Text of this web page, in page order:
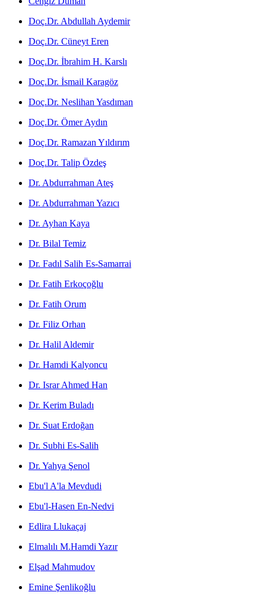
Doç.Dr. Abdullah Aydemir
Doç.Dr. Cüneyt Eren
Doç.Dr. İbrahim H. Karslı
Doç.Dr. İsmail Karagöz
Doç.Dr. Neslihan Yasdıman
Doç.Dr. Ömer Aydın
Doç.Dr. Ramazan Yıldırım
Doç.Dr. Talip Özdeş
Dr. Abdurrahman Ateş
Dr. Abdurrahman Yazıcı
Dr. Ayhan Kaya
Dr. Bilal Temiz
Dr. Fadıl Salih Es-Samarrai
Dr. Fatih Erkoçoğlu
Dr. Fatih Orum
Dr. Filiz Orhan
Dr. Halil Aldemir
Dr. Hamdi Kalyoncu
Dr. Israr Ahmed Han
Dr. Kerim Buladı
Dr. Suat Erdoğan
Dr. Subhi Es-Salih
Dr. Yahya Şenol
Ebu'l A'la Mevdudi
Ebu'l-Hasen En-Nedvi
Edlira Llukaçaj
Elmalılı M.Hamdi Yazır
Elşad Mahmudov
Emine Şenlikoğlu